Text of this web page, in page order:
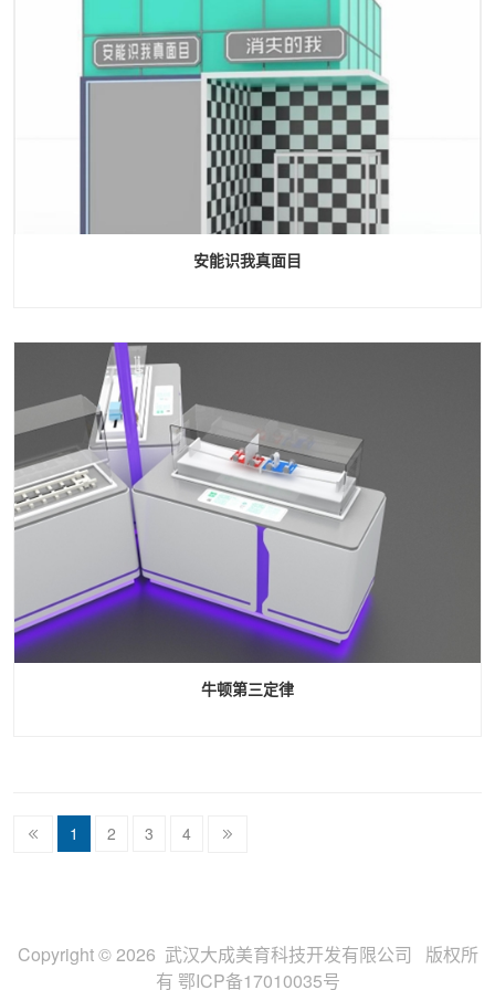
安能识我真面目
牛顿第三定律
1 2 3 4
Copyright © 2026 武汉大成美育科技开发有限公司 版权所
有 鄂ICP备17010035号